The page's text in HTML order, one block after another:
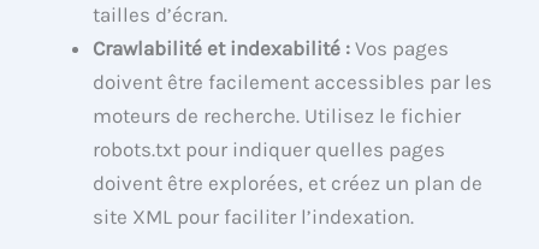
tailles d’écran.
Crawlabilité et indexabilité : Vos pages
doivent être facilement accessibles par les
moteurs de recherche. Utilisez le fichier
robots.txt pour indiquer quelles pages
doivent être explorées, et créez un plan de
site XML pour faciliter l’indexation.